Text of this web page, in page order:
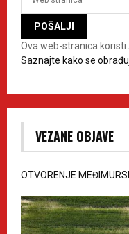
Ova web-stranica
Saznajte kako se
VEZANE OBJAVE
OTVORENJE